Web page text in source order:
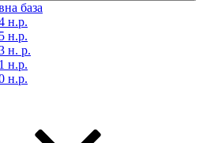
база
н.р.
н.р.
н. р.
н.р.
н.р.